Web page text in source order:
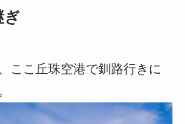
ぎ
ここ丘珠空港で釧路行きに